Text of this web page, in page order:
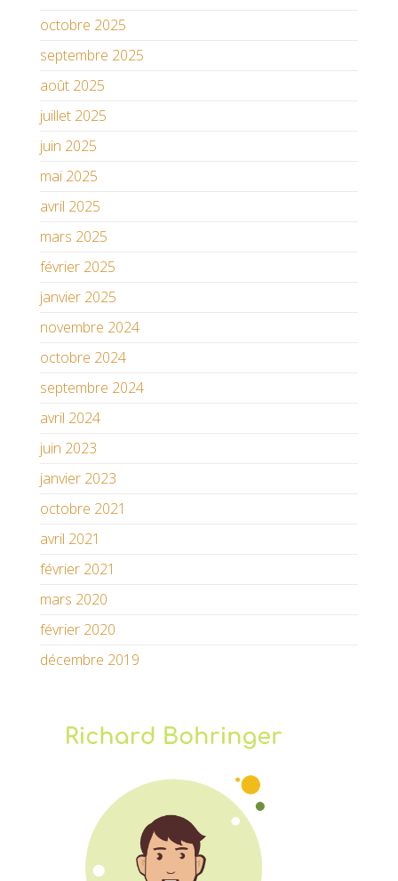
octobre 2025
septembre 2025
août 2025
juillet 2025
juin 2025
mai 2025
avril 2025
mars 2025
février 2025
janvier 2025
novembre 2024
octobre 2024
septembre 2024
avril 2024
juin 2023
janvier 2023
octobre 2021
avril 2021
février 2021
mars 2020
février 2020
décembre 2019